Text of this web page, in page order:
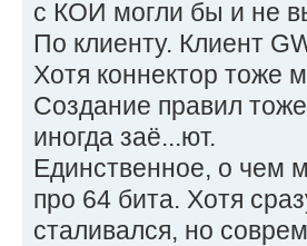
с КОИ могли бы и не
По клиенту. Клиент
Хотя коннектор тоже
Создание правил
иногда заё...ют.
Единственное, о чем
про 64 бита. Хотя
сталивался, но